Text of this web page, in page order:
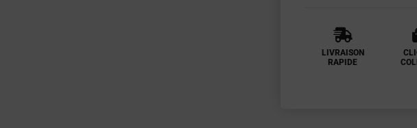
LIVRAISON
RAPIDE